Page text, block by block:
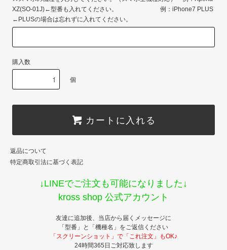
XZ(SO-01J)←型番も入れてください。 例：iPhone7 PLUS
←PLUSの場合は忘れずに入れてください。
購入数
個
カートに入れる
返品について
特定商取引法に基づく表記
↓LINEでご注文も可能になりました↓
kross shop 公式アカウント
友達に追加後、当店から届くメッセージに
「型番」と「機種名」をご返信ください
「スクリーンショット」で「これ注文」もOK♪
24時間365日ご対応致します